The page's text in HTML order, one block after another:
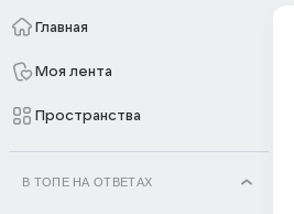
Главная
Моя лента
Пространства
В ТОПЕ НА ОТВЕТАХ